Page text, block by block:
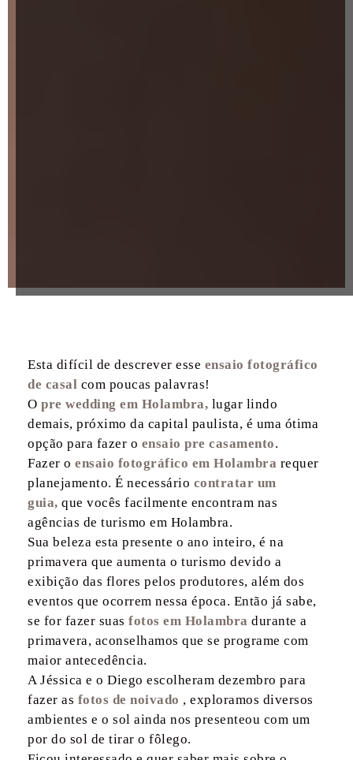
Esta difícil de descrever esse ensaio fotográfico
de casal com poucas palavras!
Opre wedding em Holambra, lugar lindo
demais, próximo da capital paulista, é uma ótima
opção para fazer o ensaio pre casamento.
Fazer oensaio fotográfico em Holambra requer
planejamento. É necessário contratar um
guia,que vocês facilmente encontram nas
agências de turismo em Holambra.
Sua beleza esta presente o ano inteiro, é na
primavera que aumenta o turismo devido a
exibição das flores pelos produtores, além dos
eventos que ocorrem nessa época. Então já sabe,
se for fazer suas fotos em Holambra durante a
primavera, aconselhamos que se programe com
maior antecedência.
A Jéssica e o Diego escolheram dezembro para
fazer as fotos de noivado , exploramos diversos
ambientes e o sol ainda nos presenteou com um
por do sol de tirar o fôlego.